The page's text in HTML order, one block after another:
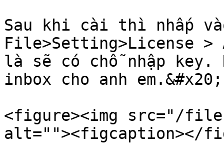
Sau khi cài thì nhấp
File>Setting>License
là sẽ có chỗ nhập key.
inbox cho anh em.&#x20;
<figure><img src="/files/
alt=""><figcaption></